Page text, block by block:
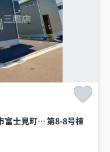
京王線 西調布駅 19分 新築戸建 調布市富士見町3丁目第8-8号棟